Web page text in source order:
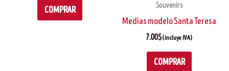
COMPRAR Souvenirs
Medias modelo Santa Teresa
7.00$(incluye IVA)
COMPRAR